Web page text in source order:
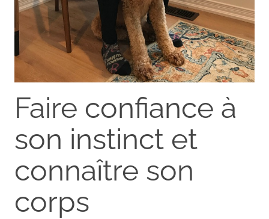
Faire confiance à
son instinct et
connaître son
corps